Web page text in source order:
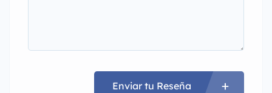
Enviar tu Reseña